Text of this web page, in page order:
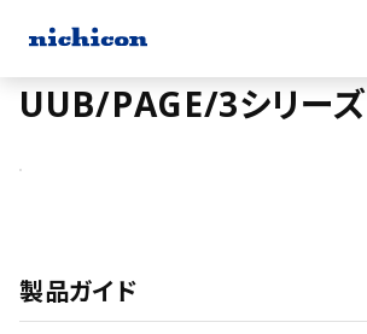
UUB/PAGE/3シリーズ
製品ガイド